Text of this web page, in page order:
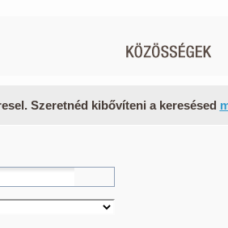
Szeretnéd kibővíteni a keresésed